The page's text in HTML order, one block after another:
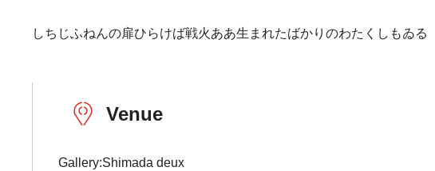
しちじふねんの扉ひらけば戦火ああ生まれたばかりのわたくしもゐる
Venue
Gallery:Shimada deux